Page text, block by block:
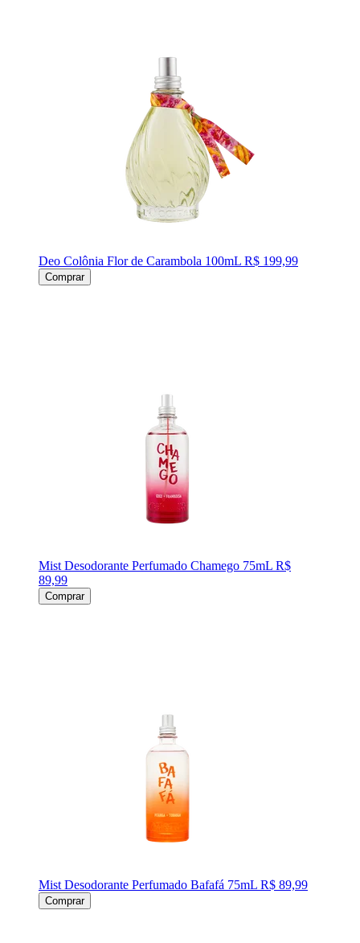
Deo Colônia Flor de Carambola 100mL R$ 199,99
Comprar
Mist Desodorante Perfumado Chamego 75mL R$
89,99
Comprar
Mist Desodorante Perfumado Bafafá 75mL R$ 89,99
Comprar